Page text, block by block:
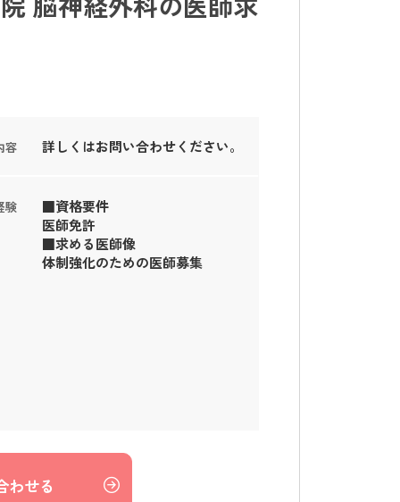
容 詳しくはお問い合わせください。
験
■資格要件
医師免許
■求める医師像
体制強化のための医師募集
わせる